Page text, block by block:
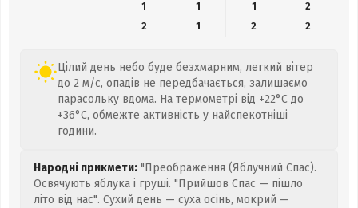
1
1 1
2
2
1 2 2
Цілий день небо буде безхмарним, легкий вітер
до 2 м/с, опадів не передбачається, залишаємо
парасольку вдома. На термометрі від +22°C до
+36°C, обмежте активність у найспекотніші
години.
Народні прикмети: "Преображення (Яблучний Спас).
Освячують яблука і груші. "Прийшов Спас — пішло
літо від нас". Сухий день — суха осінь, мокрий —